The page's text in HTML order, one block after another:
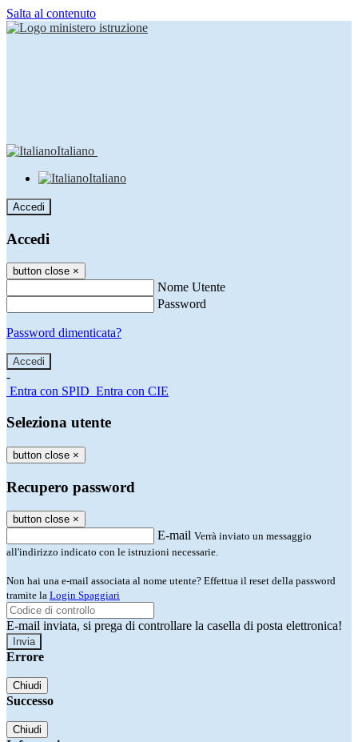
Salta al contenuto
Italiano
Italiano
Accedi
Accedi
button close ×
Nome Utente
Password
Password dimenticata?
-
Entra con SPID Entra con CIE
Seleziona utente
button close ×
Recupero password
button close ×
E-mail Verrà inviato un messaggio
all'indirizzo indicato con le istruzioni necessarie.
Non hai una e-mail associata al nome utente? Effettua il reset della password
tramite la Login Spaggiari
E-mail inviata, si prega di controllare la casella di posta elettronica!
Errore
Chiudi
Successo
Chiudi